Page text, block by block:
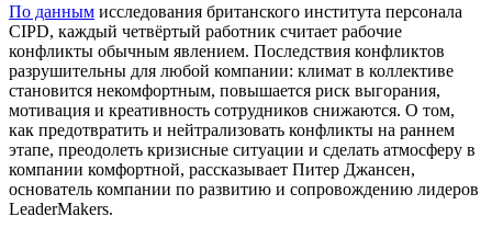
По данным исследования британского института персонала
СIPD, каждый четвёртый работник считает рабочие
конфликты обычным явлением. Последствия конфликтов
разрушительны для любой компании: климат в коллективе
становится некомфортным, повышается риск выгорания,
мотивация и креативность сотрудников снижаются. О том,
как предотвратить и нейтрализовать конфликты на раннем
этапе, преодолеть кризисные ситуации и сделать атмосферу в
компании комфортной, рассказывает Питер Джансен,
основатель компании по развитию и сопровождению лидеров
LeaderMakers.